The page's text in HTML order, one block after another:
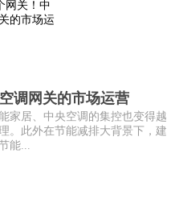
调网关的市场运营
居、中央空调的集控也变得越
。此外在节能减排大背景下，建
能...